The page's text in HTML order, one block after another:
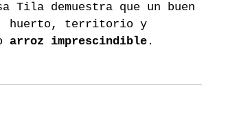
Tila demuestra que un buen
huerto, territorio y
arroz imprescindible .